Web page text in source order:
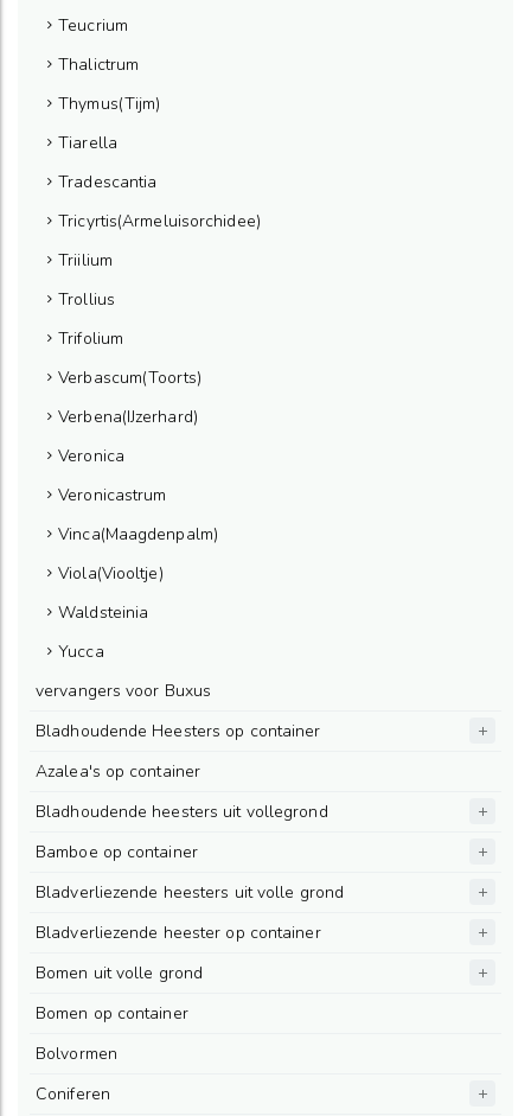
Teucrium
Thalictrum
Thymus(Tijm)
Tiarella
Tradescantia
Tricyrtis(Armeluisorchidee)
Triilium
Trollius
Trifolium
Verbascum(Toorts)
Verbena(IJzerhard)
Veronica
Veronicastrum
Vinca(Maagdenpalm)
Viola(Viooltje)
Waldsteinia
Yucca
vervangers voor Buxus
Bladhoudende Heesters op container
Azalea's op container
Bladhoudende heesters uit vollegrond
Bamboe op container
Bladverliezende heesters uit volle grond
Bladverliezende heester op container
Bomen uit volle grond
Bomen op container
Bolvormen
Coniferen